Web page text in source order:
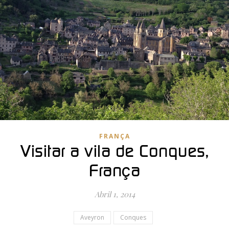
FRANÇA
Visitar a vila de Conques,
França
Abril 1, 2014
Aveyron Conques